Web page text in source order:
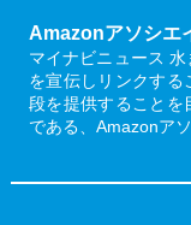
Amazonアソシエ
マイナビニュース
を宣伝しリンクする
段を提供することを
である、Amazonア